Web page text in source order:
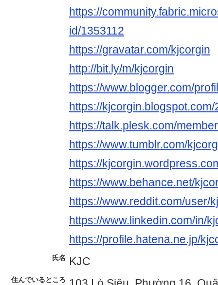
https://
id/1353112
https://gravatar.com/kjcorgin
http://bit.ly/m/kjcorgin
https://www.blogger.com/
https://
https://talk.plesk.com/
https://www.tumblr.com/
https://
https://www.behance.net/
https://www.reddit.com/user/
https://www.linkedin.com/in/
https://profile.hatena.ne.jp/
氏名 KJC
住んでいるところ